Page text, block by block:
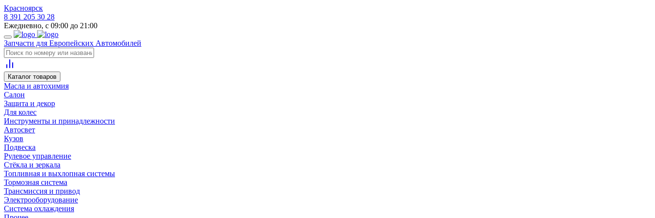
Красноярск
8 391 205 30 28
Ежедневно, с 09:00 до 21:00
Запчасти для Европейских Автомобилей
Каталог товаров
Масла и автохимия
Салон
Защита и декор
Для колес
Инструменты и принадлежности
Автосвет
Кузов
Подвеска
Рулевое управление
Стёкла и зеркала
Топливная и выхлопная системы
Тормозная система
Трансмиссия и привод
Электрооборудование
Система охлаждения